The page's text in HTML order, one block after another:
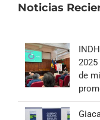
Noticias
de